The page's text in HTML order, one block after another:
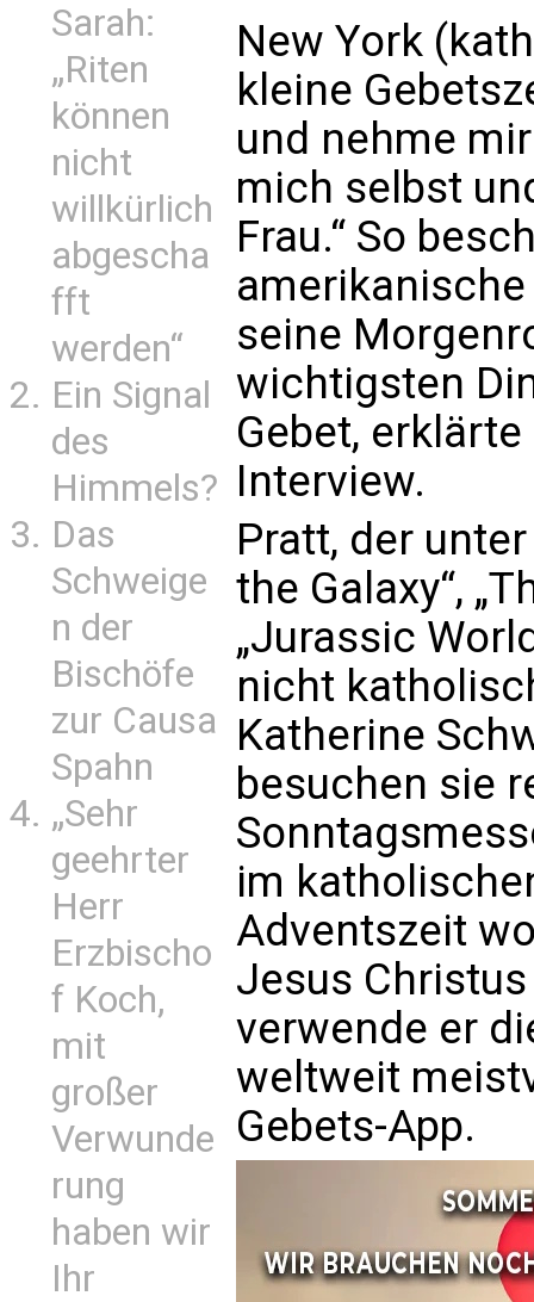
Sarah:
„Riten
können
nicht
willkürlich
abgescha
fft
werden“
Ein Signal
des
Himmels?
Das
Schweige
n der
Bischöfe
zur Causa
Spahn
„Sehr
geehrter
Herr
Erzbischo
f Koch,
mit
großer
Verwunde
rung
haben wir
Ihr
New York
kleine
und nehme
mich selbst
Frau.“ So
seine
wichtigsten
Gebet, erklärte
Interview.
Pratt, der
the Galaxy“,
„Jurassic
nicht
Katherine
besuchen sie
im
Adventszeit
Jesus
verwende er
weltweit
Gebets-App.